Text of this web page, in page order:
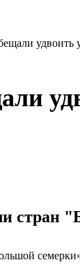
удвоить
стран